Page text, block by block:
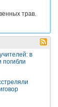
трав.
в
погибли